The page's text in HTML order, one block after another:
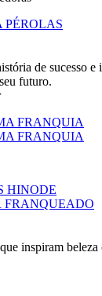
PÉROLAS
de sucesso
futuro.
FRANQUIA
FRANQUIA
HINODE
FRANQUEADO
inspiram beleza